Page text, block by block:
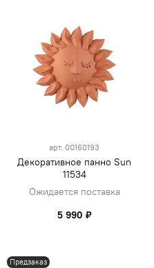
арт. 00160193
Декоративное панно Sun
11534
Ожидается поставка
5 990 ₽
Предзаказ